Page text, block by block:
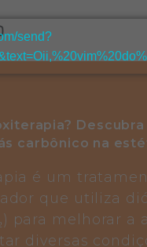
Descubra
carbônico na
é um
que utiliza
para melhorar a
diversas